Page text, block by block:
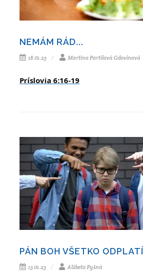
NEMÁM RÁD...
18.01.23 Martina Partilová Gdovinová
Príslovia 6:16-19
PÁN BOH VŠETKO ODPLATÍ
13.01.23 Alžbeta Pyšná